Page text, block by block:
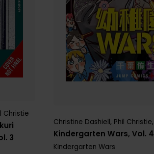
3
Christie
Kindergarten Wars, Vol. 4
Christine Dashiell, Phil Christie,
Kindergarten Wars